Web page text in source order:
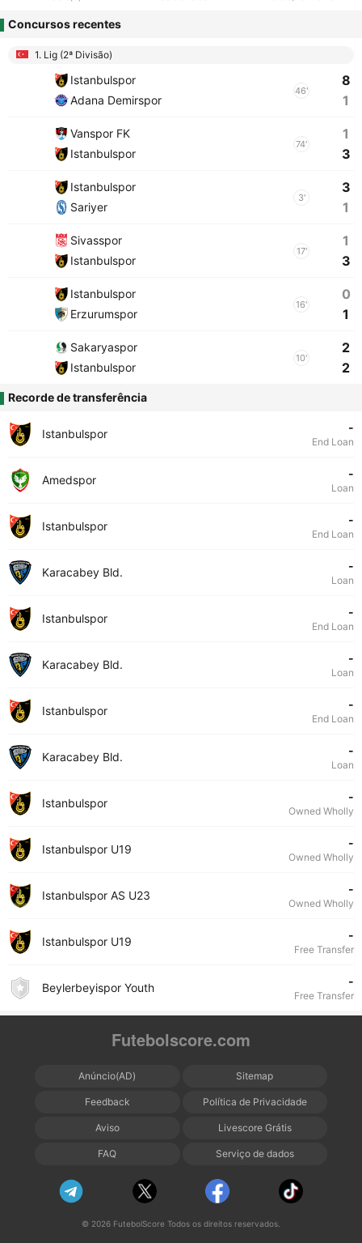
Concursos recentes
1. Lig (2ª Divisão)
Istanbulspor
Adana Demirspor
46'
8
1
Vanspor FK
Istanbulspor
74'
1
3
Istanbulspor
Sariyer
3'
3
1
Sivasspor
Istanbulspor
17'
1
3
Istanbulspor
Erzurumspor
16'
0
1
Sakaryaspor
Istanbulspor
10'
2
2
Recorde de transferência
Istanbulspor -
End Loan
Amedspor -
Loan
Istanbulspor -
End Loan
Karacabey Bld. -
Loan
Istanbulspor -
End Loan
Karacabey Bld. -
Loan
Istanbulspor -
End Loan
Karacabey Bld. -
Loan
Istanbulspor -
Owned Wholly
Istanbulspor U19 -
Owned Wholly
Istanbulspor AS U23 -
Owned Wholly
Istanbulspor U19 -
Free Transfer
Beylerbeyispor Youth -
Free Transfer
Futebolscore.com
Anúncio(AD) Sitemap
Feedback Política de Privacidade
Aviso Livescore Grátis
FAQ Serviço de dados
© 2026 FutebolScore Todos os direitos reservados.